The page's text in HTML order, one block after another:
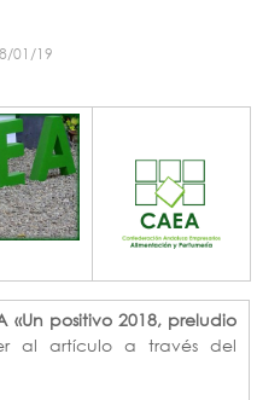
01/19
positivo 2018, preludio
al artículo a través del